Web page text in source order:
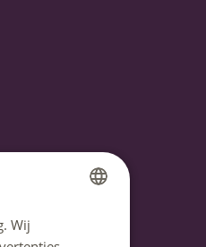
Wij